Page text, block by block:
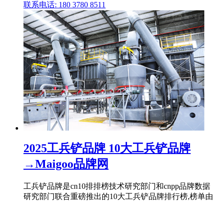
联系电话: 180 3780 8511
2025工兵铲品牌 10大工兵铲品牌
→Maigoo品牌网
工兵铲品牌是cn10排排榜技术研究部门和cnpp品牌数据
研究部门联合重磅推出的10大工兵铲品牌排行榜,榜单由